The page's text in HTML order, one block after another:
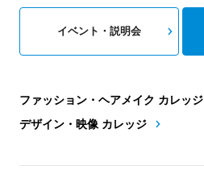
ファッション・ヘアメイク カレッジ
デザイン・映像 カレッジ
イベント・説明会